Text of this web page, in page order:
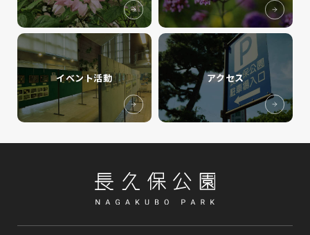
イベント活動 アクセス